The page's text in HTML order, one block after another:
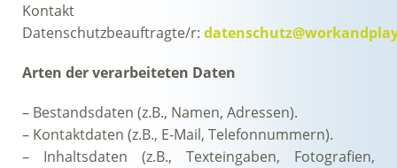
Kontakt
Datenschutzbeauftragte/r:
Arten der verarbeiteten Daten
– Bestandsdaten (z.B., Namen, Adressen).
– Kontaktdaten (z.B., E-Mail, Telefonnummern).
– Inhaltsdaten (z.B., Texteingaben, Fotografien,